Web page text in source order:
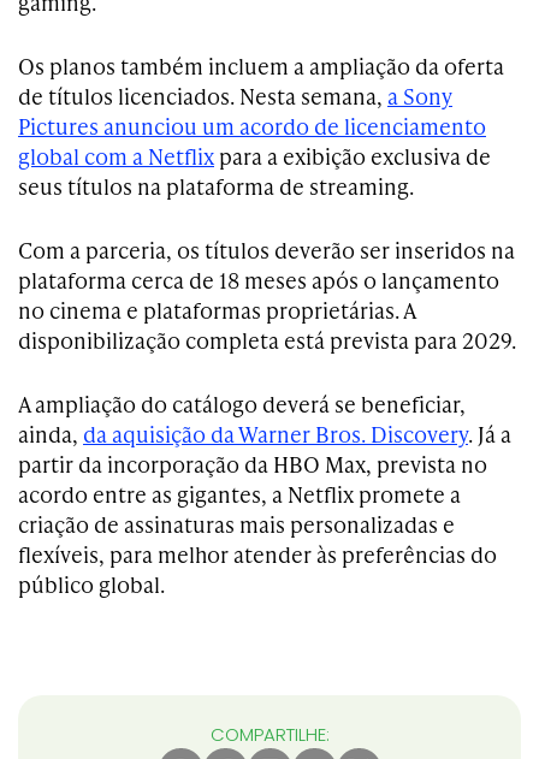
Os planos também incluem a ampliação da oferta
de títulos licenciados. Nesta semana, a Sony
Pictures anunciou um acordo de licenciamento
global com a Netflix para a exibição exclusiva de
seus títulos na plataforma de streaming.
Com a parceria, os títulos deverão ser inseridos na
plataforma cerca de 18 meses após o lançamento
no cinema e plataformas proprietárias. A
disponibilização completa está prevista para 2029.
A ampliação do catálogo deverá se beneficiar,
ainda, da aquisição da Warner Bros. Discovery. Já a
partir da incorporação da HBO Max, prevista no
acordo entre as gigantes, a Netflix promete a
criação de assinaturas mais personalizadas e
flexíveis, para melhor atender às preferências do
público global.
COMPARTILHE: